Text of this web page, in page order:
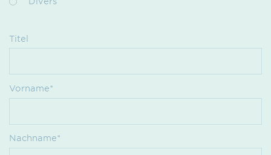
Titel
Vorname*
Nachname*